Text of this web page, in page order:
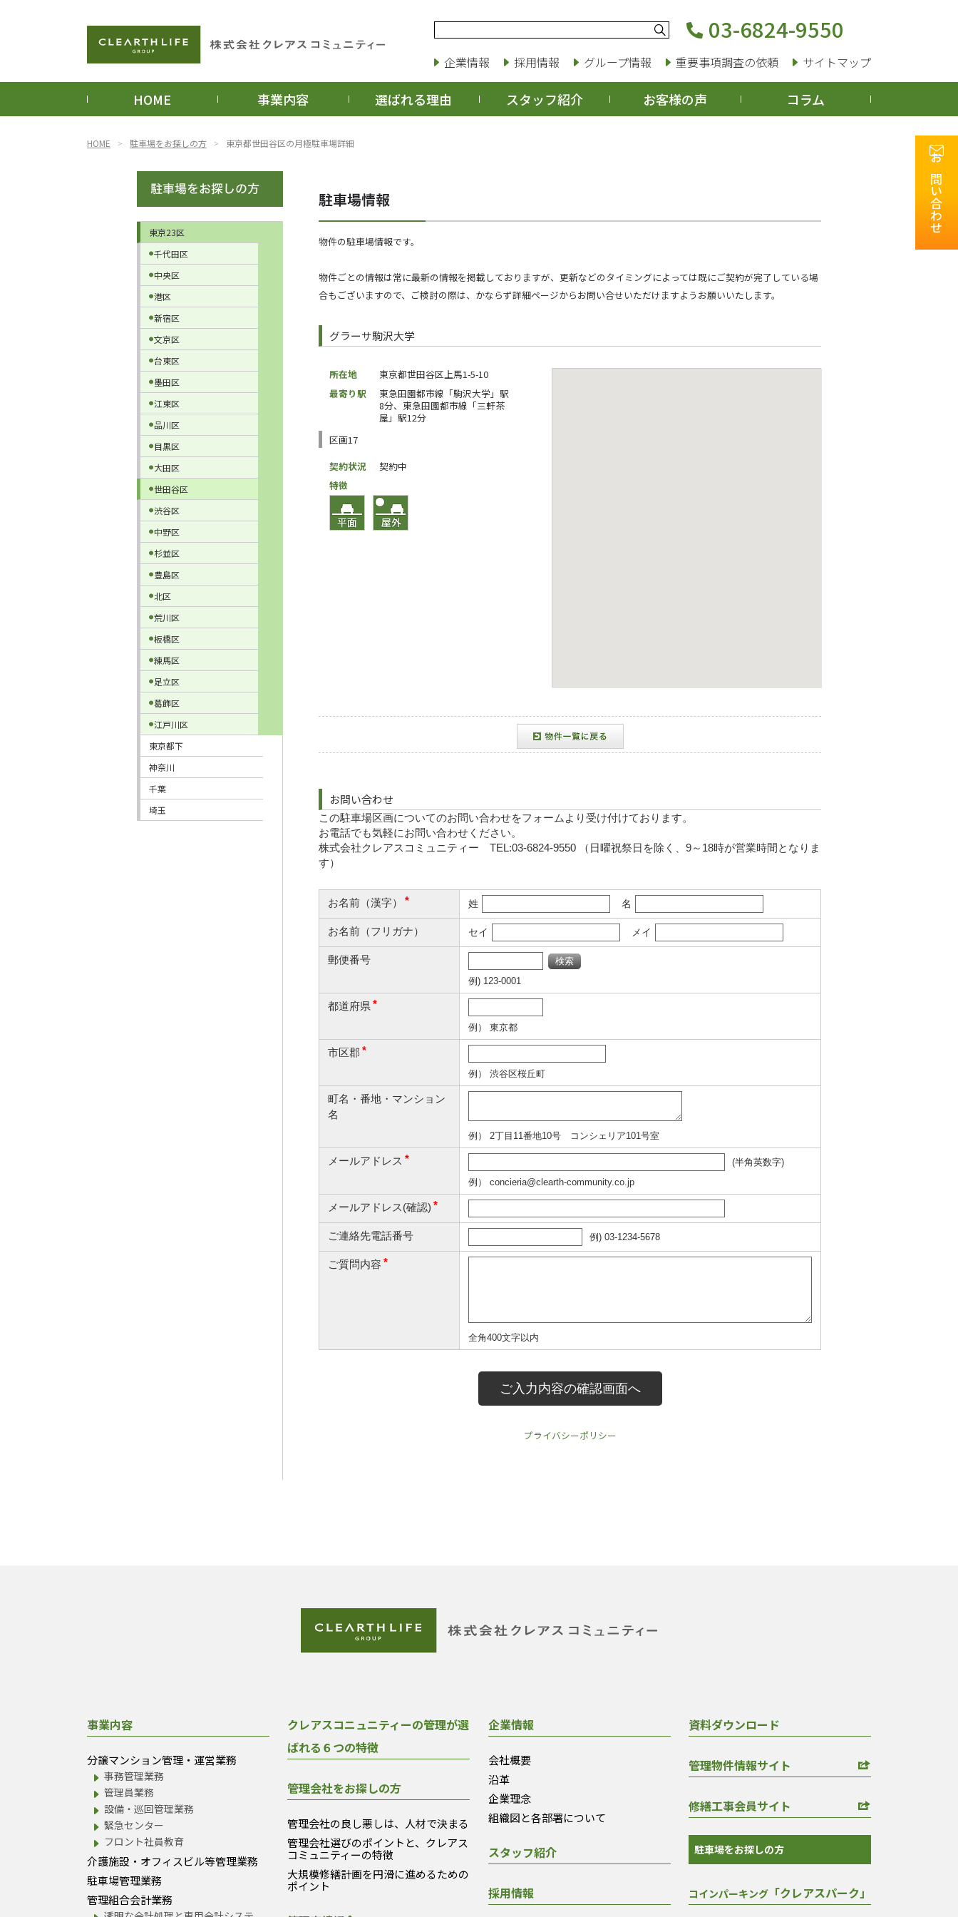
03-6824-9550
企業情報 採用情報 グループ情報 重要事項調査の依頼 サイトマップ
お問い合わせ
HOME 事業内容 選ばれる理由 スタッフ紹介 お客様の声 コラム
HOME 駐車場をお探しの方 東京都世田谷区の月極駐車場詳細
物件の駐車場情報です。
物件ごとの情報は常に最新の情報を掲載しておりますが、更新などのタイミングによっては既にご契約が完了している場
合もございますので、ご検討の際は、かならず詳細ページからお問い合せいただけますようお願いいたします。
グラーサ駒沢大学
所在地
東京都世田谷区上馬1-5-10
最寄り駅
東急田園都市線「駒沢大学」駅
8分、東急田園都市線「三軒茶
屋」駅12分
区画17
契約状況
契約中
特徴
お問い合わせ
プライバシーポリシー
東京23区
千代田区
中央区
港区
新宿区
文京区
台東区
墨田区
江東区
品川区
目黒区
大田区
世田谷区
渋谷区
中野区
杉並区
豊島区
北区
荒川区
板橋区
練馬区
足立区
葛飾区
江戸川区
東京都下
神奈川
千葉
埼玉
事業内容
分譲マンション管理・運営業務
事務管理業務
管理員業務
設備・巡回管理業務
緊急センター
フロント社員教育
介護施設・オフィスビル等管理業務
駐車場管理業務
管理組合会計業務
クレアスコニュニティーの管理が選
ばれる６つの特徴
管理会社をお探しの方
管理会社の良し悪しは、人材で決まる
管理会社選びのポイントと、クレアス
コミュニティーの特徴
大規模修繕計画を円滑に進めるための
ポイント
企業情報
会社概要
沿革
企業理念
組織図と各部署について
スタッフ紹介
採用情報
資料ダウンロード
管理物件情報サイト
修繕工事会員サイト
駐車場をお探しの方
コインパーキング「クレアスパーク」